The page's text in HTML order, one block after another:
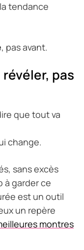
tendance
, pas avant.
pas
que tout va
change.
sans excès
à garder ce
est un outil
un repère
montres